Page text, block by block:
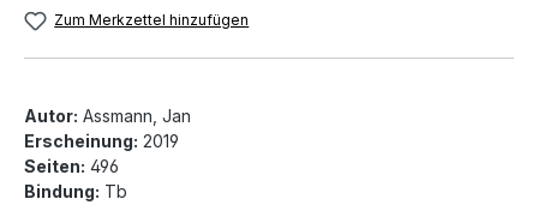
Zum Merkzettel hinzufügen
Autor: Assmann, Jan
Erscheinung: 2019
Seiten: 496
Bindung: Tb